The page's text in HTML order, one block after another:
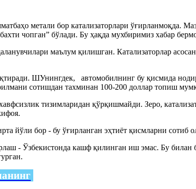
метали бор катализаторлари ўғирланмоқда.
чопган” бўлади. Бу ҳақда мухбиримиз хабар
маълум қилишган. Катализаторлар
ШУнингдек, автомобилнинг бу қисмида
сотишдан тахминан 100-200 доллар топиш
тизимларидан қўрқишмайди. Зеро,
йўли бор - бу ўғирланган эҳтиёт қисмларни сотиб
- Ўзбекистонда кашф қилинган иш эмас. Бу